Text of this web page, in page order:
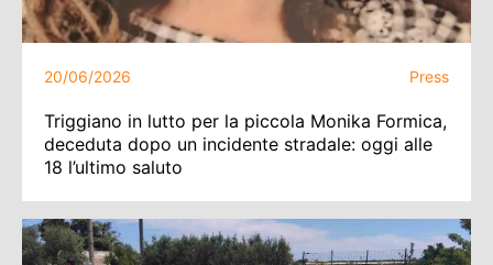
20/06/2026 Press
Triggiano in lutto per la piccola Monika Formica,
deceduta dopo un incidente stradale: oggi alle
18 l’ultimo saluto